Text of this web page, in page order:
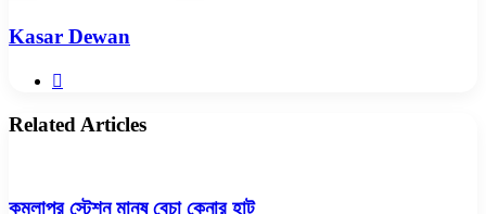
Kasar Dewan
Related Articles
কমলাপুর স্টেশন মানুষ বেচা কেনার হাট